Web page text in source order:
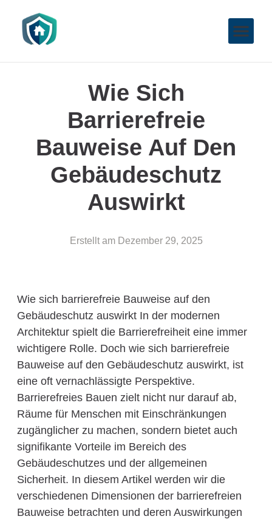
Wie Sich
Barrierefreie
Bauweise Auf Den
Gebäudeschutz
Auswirkt
Erstellt am Dezember 29, 2025
Wie sich barrierefreie Bauweise auf den
Gebäudeschutz auswirkt In der modernen
Architektur spielt die Barrierefreiheit eine immer
wichtigere Rolle. Doch wie sich barrierefreie
Bauweise auf den Gebäudeschutz auswirkt, ist
eine oft vernachlässigte Perspektive.
Barrierefreies Bauen zielt nicht nur darauf ab,
Räume für Menschen mit Einschränkungen
zugänglicher zu machen, sondern bietet auch
signifikante Vorteile im Bereich des
Gebäudeschutzes und der allgemeinen
Sicherheit. In diesem Artikel werden wir die
verschiedenen Dimensionen der barrierefreien
Bauweise betrachten und deren Auswirkungen